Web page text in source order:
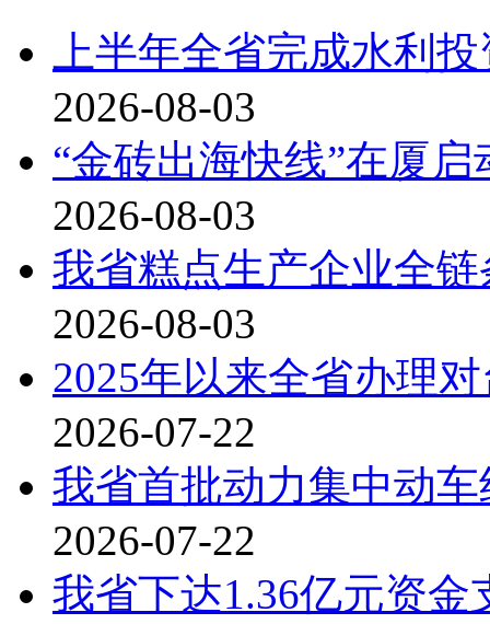
上半年全省完成水利
2026-08-03
“金砖出海快线”在厦启
2026-08-03
我省糕点生产企业全
2026-08-03
2025年以来全省办理
2026-07-22
我省首批动力集中动
2026-07-22
我省下达1.36亿元资金